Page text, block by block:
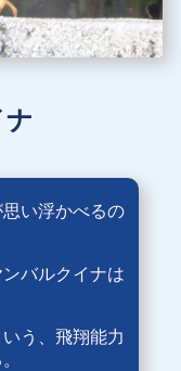
い浮かべるの
バルクイナは
う、飛翔能力